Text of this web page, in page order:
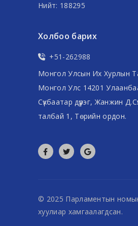
Нийт: 188295
Холбоо барих
+51-262988
Монгол Улсын Их Хурлын
Монгол Улс 14201
Сүхбаатар дүүрэг, Жанжин
талбай 1, Төрийн ордон.
© 2025 Парламентын номын
хуулиар хамгаалагдсан.